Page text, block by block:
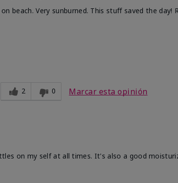
beach. Very sunburned. This stuff saved the day!
2 0 Marcar esta opinión
on my self at all times. It's also a good